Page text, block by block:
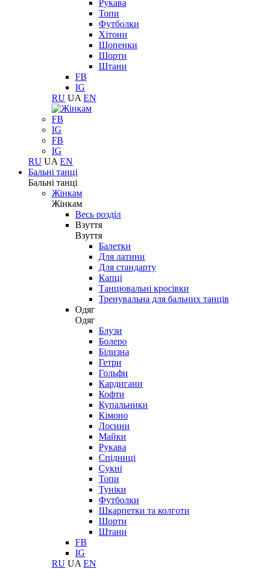
Рукава
Топи
Футболки
Хітони
Шопенки
Шорти
Штани
FB
IG
RU UA EN
FB
IG
FB
IG
RU UA EN
Бальні танці
Бальні танці
Жінкам
Жінкам
Весь розділ
Взуття
Взуття
Балетки
Для латини
Для стандарту
Капці
Танцювальні кросівки
Тренувальна для бальних танців
Одяг
Одяг
Блузи
Болеро
Білизна
Гетри
Гольфи
Кардигани
Кофти
Купальники
Кімоно
Лосини
Майки
Рукава
Спідниці
Сукні
Топи
Туніки
Футболки
Шкарпетки та колготи
Шорти
Штани
FB
IG
RU UA EN